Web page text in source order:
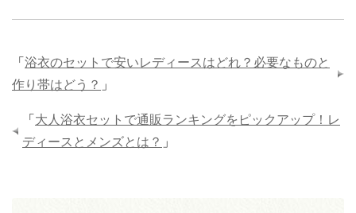
「 浴衣のセットで安いレディースはどれ？必要なものと
作り帯はどう？ 」
「 大人浴衣セットで通販ランキングをピックアップ！レ
ディースとメンズとは？ 」